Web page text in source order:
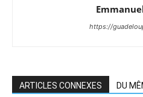
https://
ARTICLES CONNEXES DU